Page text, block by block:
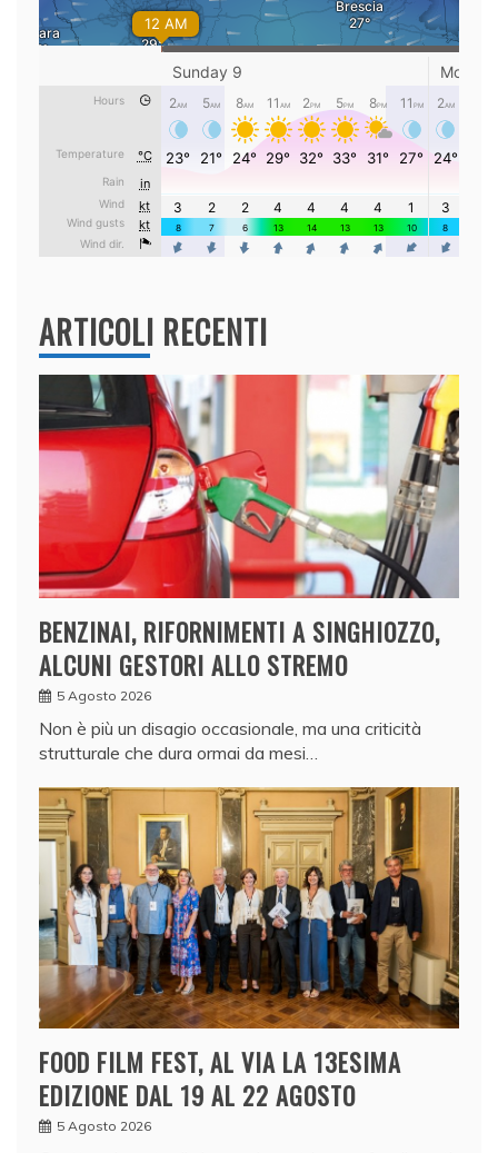
ARTICOLI RECENTI
BENZINAI, RIFORNIMENTI A SINGHIOZZO,
ALCUNI GESTORI ALLO STREMO
5 Agosto 2026
Non è più un disagio occasionale, ma una criticità
strutturale che dura ormai da mesi…
FOOD FILM FEST, AL VIA LA 13ESIMA
EDIZIONE DAL 19 AL 22 AGOSTO
5 Agosto 2026